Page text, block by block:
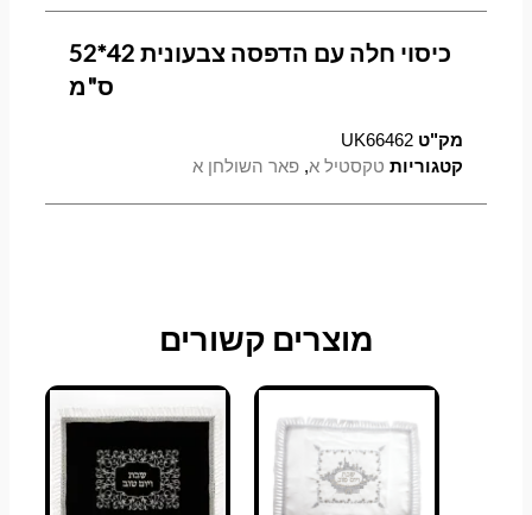
כיסוי חלה עם הדפסה צבעונית 42*52
ס"מ
מק"טUK66462
קטגוריות טקסטיל א, פאר השולחן א
מוצרים קשורים